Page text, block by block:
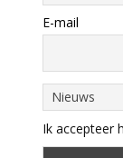
E-mail
Ik accepteer